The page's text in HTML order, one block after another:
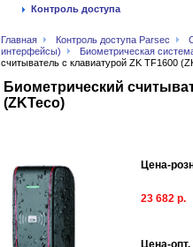
Контроль доступа
Главная Контроль доступа Parsec
интерфейсы)
Биометрическая
считыватель с клавиатурой ZK TF1600
Биометрический
(ZKTeco)
Цена-
23 682 р.
Цена-опт.